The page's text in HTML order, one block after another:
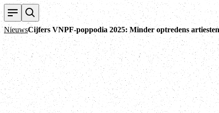
NieuwsCijfers VNPF-poppodia 2025: Minder optredens